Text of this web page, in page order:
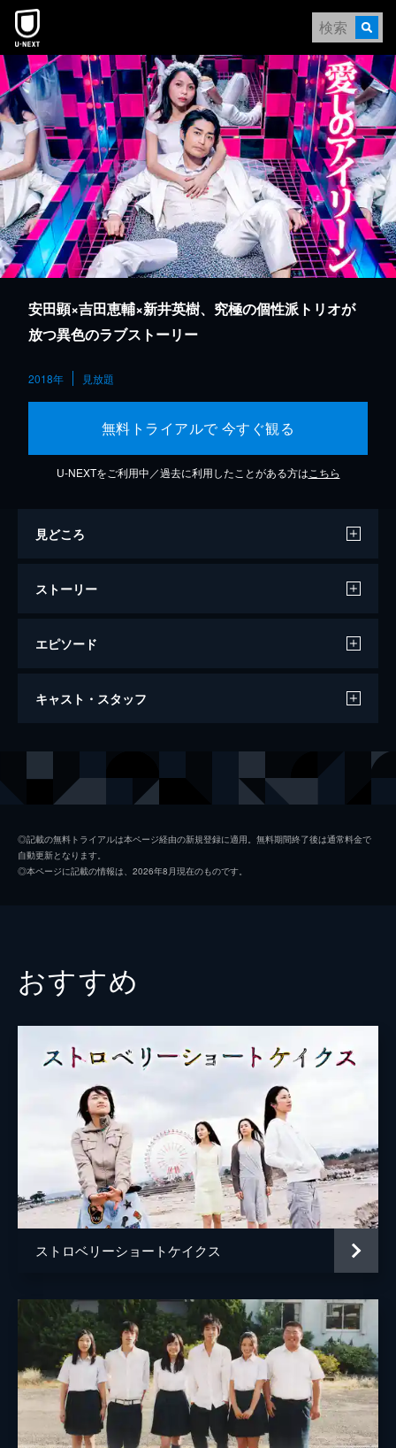
本文へスキップ
安田顕×吉田恵輔×新井英樹、究極の個性派トリオが
放つ異色のラブストーリー
2018年 見放題
無料トライアルで 今すぐ観る
U-NEXTをご利用中／過去に利用したことがある方は こちら
見どころ
ストーリー
エピソード
愛しのアイリーン
キャスト・スタッフ
ナッツ・シトイ
宍戸ツル 木野花
左時枝
古賀シュウ
山野海
桜まゆみ
山岸門人
内藤トモヤ
加藤満
篠塚勝
村上和成
ガンビーノ小林
三島ゆたか
◎記載の無料トライアルは本ページ経由の新規登録に適用。無料期間終了後は通常料金で
自動更新となります。
◎本ページに記載の情報は、2026年8月現在のものです。
おすすめ
ストロベリーショートケイクス